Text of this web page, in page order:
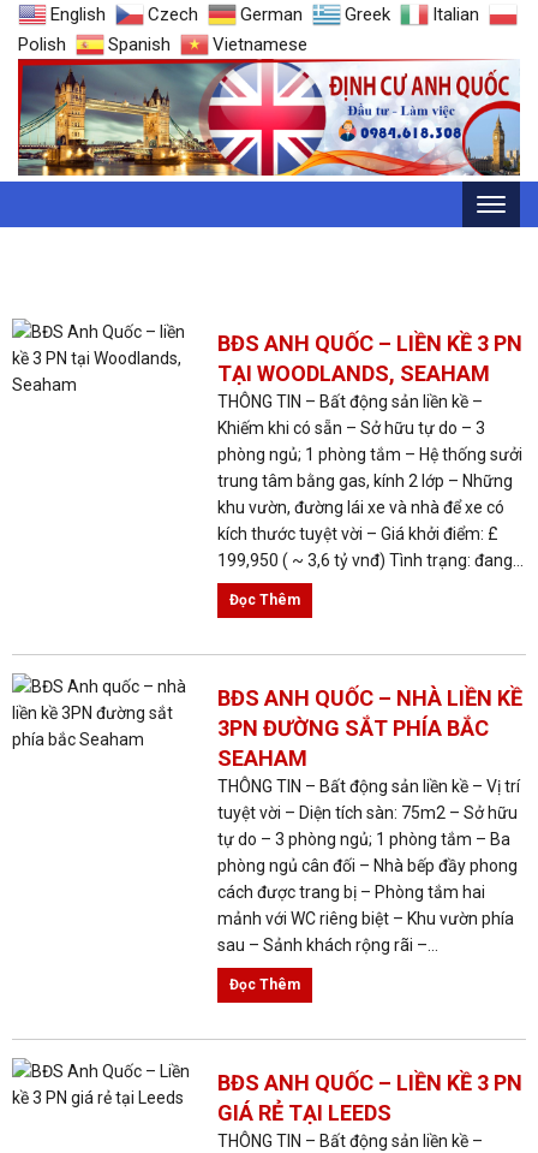
English Czech German Greek
Italian
Polish
Spanish Vietnamese
BĐS ANH QUỐC – LIỀN KỀ 3 PN
TẠI WOODLANDS, SEAHAM
THÔNG TIN – Bất động sản liền kề –
Khiếm khi có sẵn – Sở hữu tự do – 3
phòng ngủ; 1 phòng tắm – Hệ thống sưởi
trung tâm bằng gas, kính 2 lớp – Những
khu vườn, đường lái xe và nhà để xe có
kích thước tuyệt vời – Giá khởi điểm: £
199,950 ( ~ 3,6 tỷ vnđ) Tình trạng: đang...
Đọc Thêm
BĐS ANH QUỐC – NHÀ LIỀN KỀ
3PN ĐƯỜNG SẮT PHÍA BẮC
SEAHAM
THÔNG TIN – Bất động sản liền kề – Vị trí
tuyệt vời – Diện tích sàn: 75m2 – Sở hữu
tự do – 3 phòng ngủ; 1 phòng tắm – Ba
phòng ngủ cân đối – Nhà bếp đầy phong
cách được trang bị – Phòng tắm hai
mảnh với WC riêng biệt – Khu vườn phía
sau – Sảnh khách rộng rãi –...
Đọc Thêm
BĐS ANH QUỐC – LIỀN KỀ 3 PN
GIÁ RẺ TẠI LEEDS
THÔNG TIN – Bất động sản liền kề –